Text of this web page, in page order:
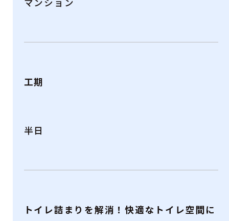
工期
半日
トイレ詰まりを解消！快適なトイレ空間に